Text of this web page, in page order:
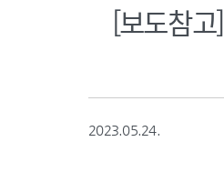
[보도참
2023.05.24.